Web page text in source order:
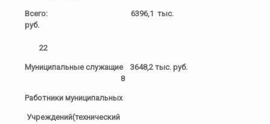
Всего: 6396,1 тыс.
руб.
22
Муниципальные служащие 3648,2 тыс. руб.
8
Работники муниципальных
Учреждений(технический